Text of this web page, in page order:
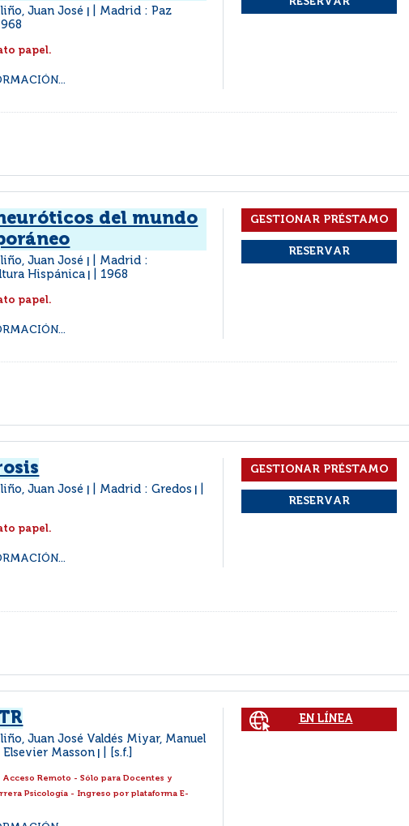
Juan José
Madrid : Paz
papel.
del mundo
Juan José
Madrid :
Hispánica
1968
papel.
Juan José Madrid : Gredos
papel.
Juan José Valdés Miyar, Manuel
Elsevier Masson [s.f.]
Acceso Remoto - Sólo para Docentes y
Psicología - Ingreso por plataforma E-
EN LÍNEA